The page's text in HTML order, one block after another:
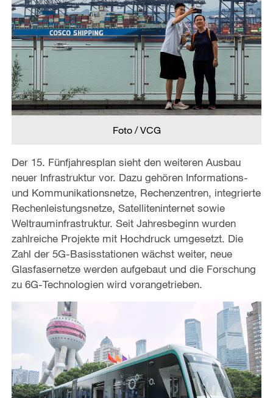
Foto / VCG
Der 15. Fünfjahresplan sieht den weiteren Ausbau
neuer Infrastruktur vor. Dazu gehören Informations-
und Kommunikationsnetze, Rechenzentren, integrierte
Rechenleistungsnetze, Satelliteninternet sowie
Weltrauminfrastruktur. Seit Jahresbeginn wurden
zahlreiche Projekte mit Hochdruck umgesetzt. Die
Zahl der 5G-Basisstationen wächst weiter, neue
Glasfasernetze werden aufgebaut und die Forschung
zu 6G-Technologien wird vorangetrieben.